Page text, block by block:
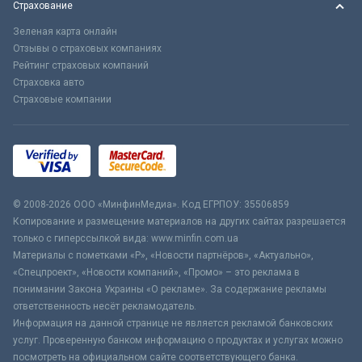
Страхование
Зеленая карта онлайн
Отзывы о страховых компаниях
Рейтинг страховых компаний
Страховка авто
Страховые компании
© 2008-2026 ООО «МинфинМедиа». Код ЕГРПОУ: 35506859
Копирование и размещение материалов на других сайтах разрешается
только с гиперссылкой вида: www.minfin.com.ua
Материалы с пометками «Р», «Новости партнёров», «Актуально»,
«Спецпроект», «Новости компаний», «Промо» – это реклама в
понимании Закона Украины «О рекламе». За содержание рекламы
ответственность несёт рекламодатель.
Информация на данной странице не является рекламой банковских
услуг. Проверенную банком информацию о продуктах и услугах можно
посмотреть на официальном сайте соответствующего банка.